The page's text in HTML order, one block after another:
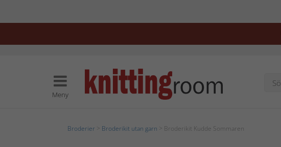
Meny
Broderier Broderikit utan garn > Broderikit Kudde Sommaren